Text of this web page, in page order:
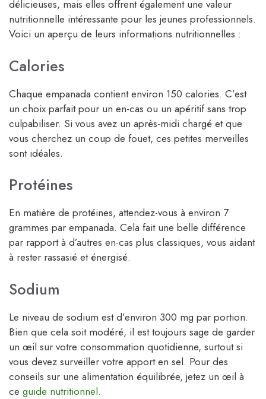
délicieuses, mais elles offrent également une valeur
nutritionnelle intéressante pour les jeunes professionnels.
Voici un aperçu de leurs informations nutritionnelles :
Calories
Chaque empanada contient environ 150 calories. C’est
un choix parfait pour un en-cas ou un apéritif sans trop
culpabiliser. Si vous avez un après-midi chargé et que
vous cherchez un coup de fouet, ces petites merveilles
sont idéales.
Protéines
En matière de protéines, attendez-vous à environ 7
grammes par empanada. Cela fait une belle différence
par rapport à d’autres en-cas plus classiques, vous aidant
à rester rassasié et énergisé.
Sodium
Le niveau de sodium est d’environ 300 mg par portion.
Bien que cela soit modéré, il est toujours sage de garder
un œil sur votre consommation quotidienne, surtout si
vous devez surveiller votre apport en sel. Pour des
conseils sur une alimentation équilibrée, jetez un œil à
ce guide nutritionnel.